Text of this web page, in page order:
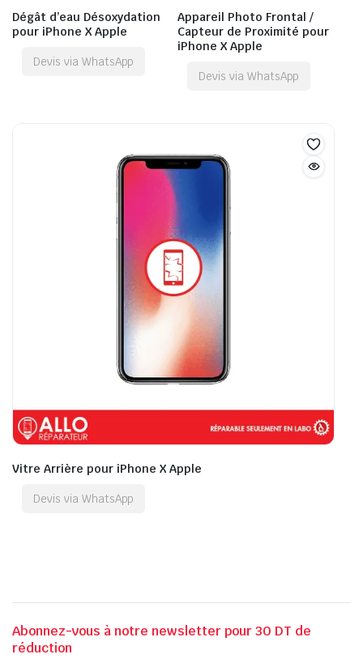
Dégât d’eau Désoxydation
pour iPhone X Apple
Devis via WhatsApp
Appareil Photo Frontal /
Capteur de Proximité pour
iPhone X Apple
Devis via WhatsApp
Vitre Arrière pour iPhone X Apple
Devis via WhatsApp
Abonnez-vous à notre newsletter pour 30 DT de
réduction